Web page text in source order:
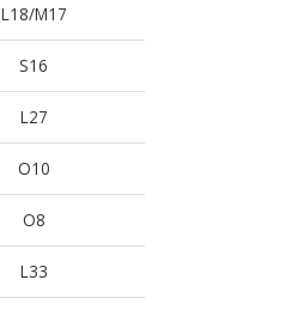
L18/M17
S16
L27
O10
O8
L33